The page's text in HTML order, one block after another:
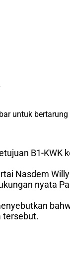
untuk
B1-KWK
Nasdem
nyata
tersebut.